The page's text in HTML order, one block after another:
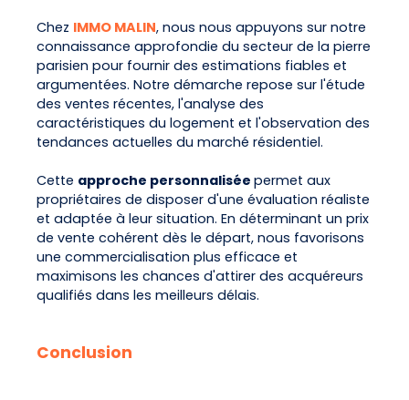
Chez IMMO MALIN, nous nous appuyons sur notre
connaissance approfondie du secteur de la pierre
parisien pour fournir des estimations fiables et
argumentées. Notre démarche repose sur l'étude
des ventes récentes, l'analyse des
caractéristiques du logement et l'observation des
tendances actuelles du marché résidentiel.
Cette approche personnalisée permet aux
propriétaires de disposer d'une évaluation réaliste
et adaptée à leur situation. En déterminant un prix
de vente cohérent dès le départ, nous favorisons
une commercialisation plus efficace et
maximisons les chances d'attirer des acquéreurs
qualifiés dans les meilleurs délais.
Conclusion